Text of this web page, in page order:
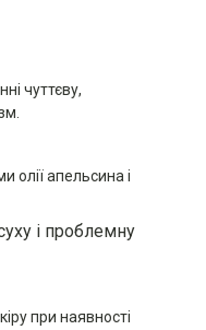
чуттєву,
олії апельсина і
і проблемну
при наявності